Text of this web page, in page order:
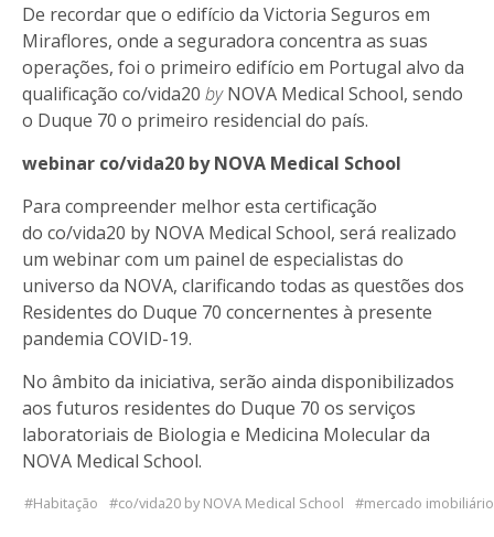
De recordar que o edifício da Victoria Seguros em
Miraflores, onde a seguradora concentra as suas
operações, foi o primeiro edifício em Portugal alvo da
qualificação co/vida20 byNOVA Medical School, sendo
o Duque 70 o primeiro residencial do país.
webinar co/vida20 by NOVA Medical School
Para compreender melhor esta certificação
do co/vida20 by NOVA Medical School, será realizado
um webinar com um painel de especialistas do
universo da NOVA, clarificando todas as questões dos
Residentes do Duque 70 concernentes à presente
pandemia COVID-19.
No âmbito da iniciativa, serão ainda disponibilizados
aos futuros residentes do Duque 70 os serviços
laboratoriais de Biologia e Medicina Molecular da
NOVA Medical School.
Habitação co/vida20 by NOVA Medical School mercado imobiliário